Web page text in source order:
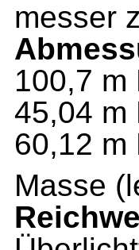
messer
100,7 m
45,04 m
60,12 m
Masse